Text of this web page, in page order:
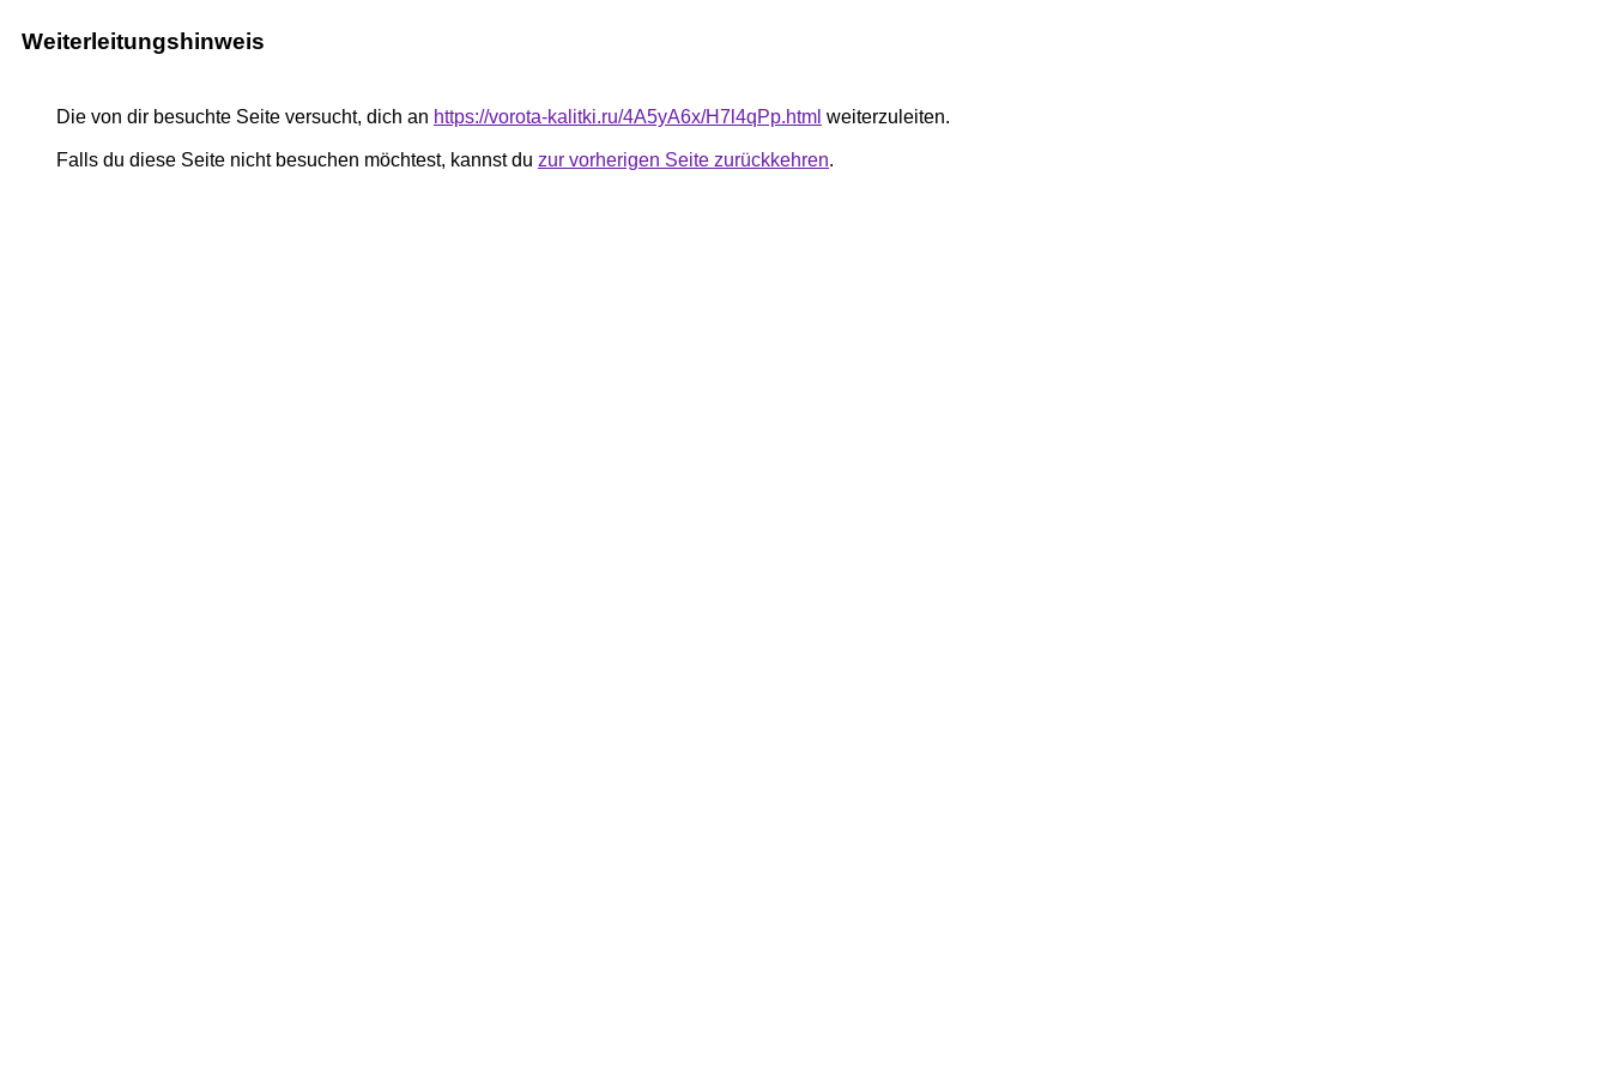
Weiterleitungshinweis
Die von dir besuchte Seite versucht, dich an https://vorota-kalitki.ru/4A5yA6x/H7l4qPp.html weiterzuleiten.
Falls du diese Seite nicht besuchen möchtest, kannst du zur vorherigen Seite zurückkehren.